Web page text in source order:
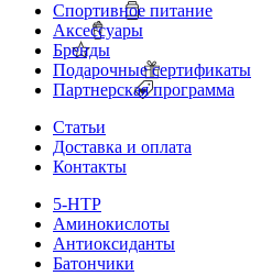
Спортивное питание
Аксессуары
Бренды
Подарочные сертификаты
Партнерская программа
Статьи
Доставка и оплата
Контакты
5-HTP
Аминокислоты
Антиоксиданты
Батончики